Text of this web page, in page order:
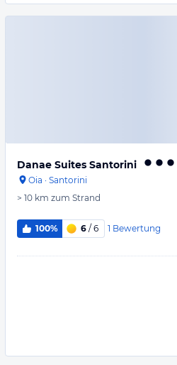
Danae Suites Santorini
Oia · Santorini
> 10 km zum Strand
100% 6 / 6 1 Bewertung